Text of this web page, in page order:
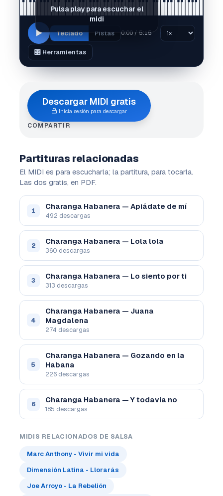
Pulsa play para escuchar el
midi
Teclado Pistas 0:00 / 5:15
🎛️ Herramientas
Descargar MIDI gratis
Inicia sesión para descargar
COMPARTIR
Partituras relacionadas
El MIDI es para escucharla; la partitura, para tocarla.
Las dos gratis, en PDF.
1 Charanga Habanera — Apiádate de mí
492 descargas
2 Charanga Habanera — Lola lola
360 descargas
3 Charanga Habanera — Lo siento por ti
313 descargas
4
Charanga Habanera — Juana
Magdalena
274 descargas
5
Charanga Habanera — Gozando en la
Habana
226 descargas
6 Charanga Habanera — Y todavía no
185 descargas
MIDIS RELACIONADOS DE SALSA
Marc Anthony - Vivir mi vida
Dimensión Latina - Llorarás
Joe Arroyo - La Rebelión